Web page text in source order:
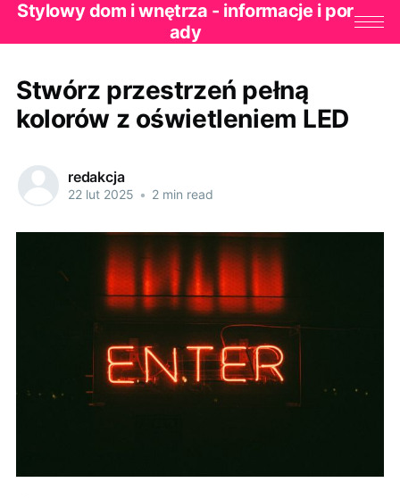
Stylowy dom i wnętrza - informacje i por
ady
Stwórz przestrzeń pełną
kolorów z oświetleniem LED
redakcja
22 lut 2025 • 2 min read